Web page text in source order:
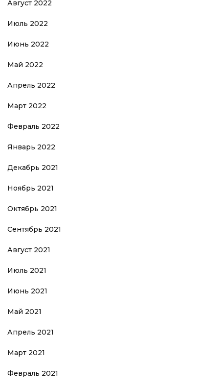
Август 2022
Июль 2022
Июнь 2022
Май 2022
Апрель 2022
Март 2022
Февраль 2022
Январь 2022
Декабрь 2021
Ноябрь 2021
Октябрь 2021
Сентябрь 2021
Август 2021
Июль 2021
Июнь 2021
Май 2021
Апрель 2021
Март 2021
Февраль 2021